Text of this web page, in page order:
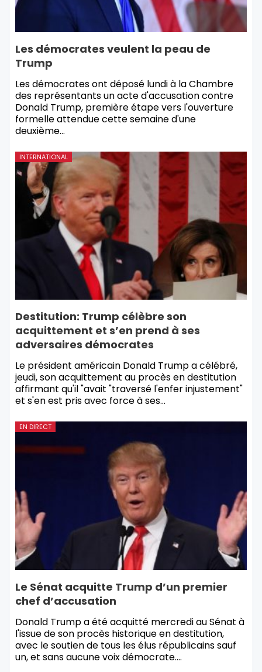
Les démocrates veulent la peau de
Trump
Les démocrates ont déposé lundi à la Chambre
des représentants un acte d'accusation contre
Donald Trump, première étape vers l'ouverture
formelle attendue cette semaine d'une
deuxième…
INTERNATIONAL
Destitution: Trump célèbre son
acquittement et s’en prend à ses
adversaires démocrates
Le président américain Donald Trump a célébré,
jeudi, son acquittement au procès en destitution
affirmant qu'il "avait "traversé l'enfer injustement"
et s'en est pris avec force à ses…
EN DIRECT
Le Sénat acquitte Trump d’un premier
chef d’accusation
Donald Trump a été acquitté mercredi au Sénat à
l'issue de son procès historique en destitution,
avec le soutien de tous les élus républicains sauf
un, et sans aucune voix démocrate.…